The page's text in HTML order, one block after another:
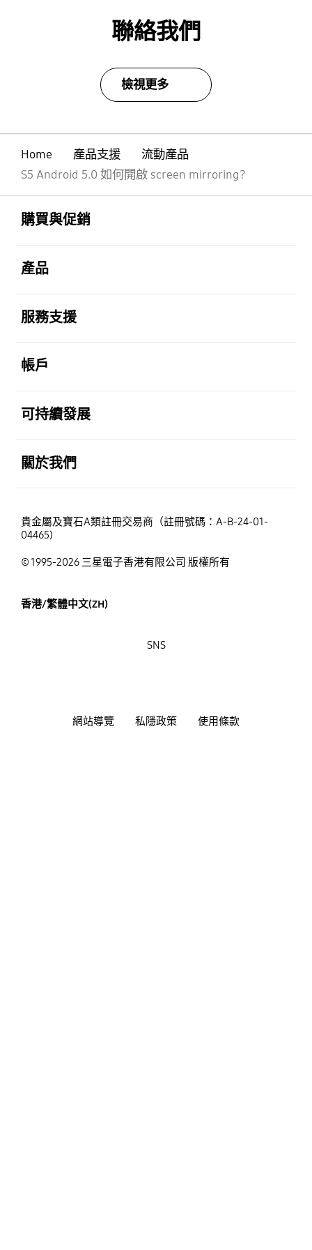
聯絡我們
檢視更多
Home 產品支援
流動產品
S5 Android 5.0 如何開啟 screen mirroring?
購買與促銷
產品
服務支援
帳戶
可持續發展
關於我們
貴金屬及寶石A類註冊交易商（註冊號碼：A-B-24-01-
04465)
© 1995-2026 三星電子香港有限公司 版權所有
香港/繁體中文(ZH)
網站導覽 私隱政策 使用條款
SNS